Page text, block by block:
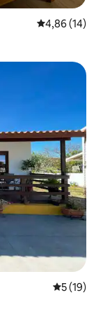
Średnia
4,86 (14)
Średnia
5 (19)